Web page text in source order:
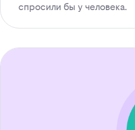
спросили бы у человека.